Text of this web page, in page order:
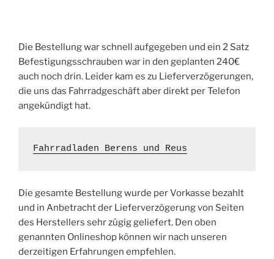
Die Bestellung war schnell aufgegeben und ein 2 Satz
Befestigungsschrauben war in den geplanten 240€
auch noch drin. Leider kam es zu Lieferverzögerungen,
die uns das Fahrradgeschäft aber direkt per Telefon
angekündigt hat.
Fahrradladen Berens und Reus
Die gesamte Bestellung wurde per Vorkasse bezahlt
und in Anbetracht der Lieferverzögerung von Seiten
des Herstellers sehr zügig geliefert. Den oben
genannten Onlineshop können wir nach unseren
derzeitigen Erfahrungen empfehlen.